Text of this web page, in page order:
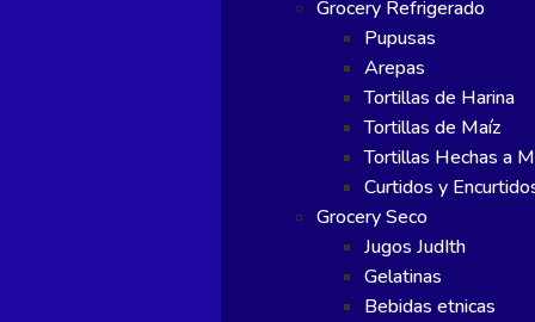
Grocery Refrigerado
Pupusas
Arepas
Tortillas de Harina
Tortillas de Maíz
Tortillas Hechas a
Curtidos y
Grocery Seco
Jugos JudIth
Gelatinas
Bebidas etnicas